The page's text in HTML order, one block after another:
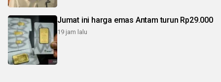
Jumat ini harga emas Antam turun Rp29.000
19 jam lalu